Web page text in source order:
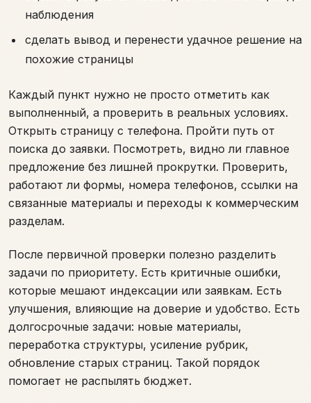
наблюдения
сделать вывод и перенести удачное решение на
похожие страницы
Каждый пункт нужно не просто отметить как
выполненный, а проверить в реальных условиях.
Открыть страницу с телефона. Пройти путь от
поиска до заявки. Посмотреть, видно ли главное
предложение без лишней прокрутки. Проверить,
работают ли формы, номера телефонов, ссылки на
связанные материалы и переходы к коммерческим
разделам.
После первичной проверки полезно разделить
задачи по приоритету. Есть критичные ошибки,
которые мешают индексации или заявкам. Есть
улучшения, влияющие на доверие и удобство. Есть
долгосрочные задачи: новые материалы,
переработка структуры, усиление рубрик,
обновление старых страниц. Такой порядок
помогает не распылять бюджет.